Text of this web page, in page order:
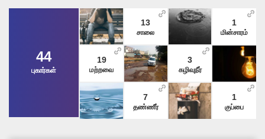
44
புகார்கள்
19
மற்றவை
13
சாலை
7
தண்ணீர்
3
கழிவுநீர்
1
மின்சாரம்
1
குப்பை